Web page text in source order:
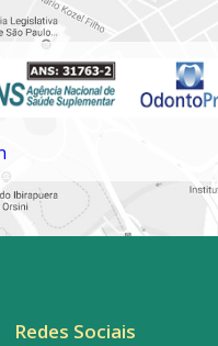
Redes Sociais